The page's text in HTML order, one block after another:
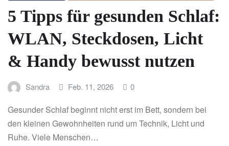
5 Tipps für gesunden Schlaf:
WLAN, Steckdosen, Licht
& Handy bewusst nutzen
Sandra Feb. 11, 2026 0
Gesunder Schlaf beginnt nicht erst im Bett, sondern bei
den kleinen Gewohnheiten rund um Technik, Licht und
Ruhe. Viele Menschen…